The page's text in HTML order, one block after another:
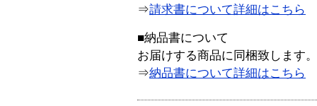
⇒請求書について詳細はこちら
■納品書について
お届けする商品に同梱致します。
⇒納品書について詳細はこちら